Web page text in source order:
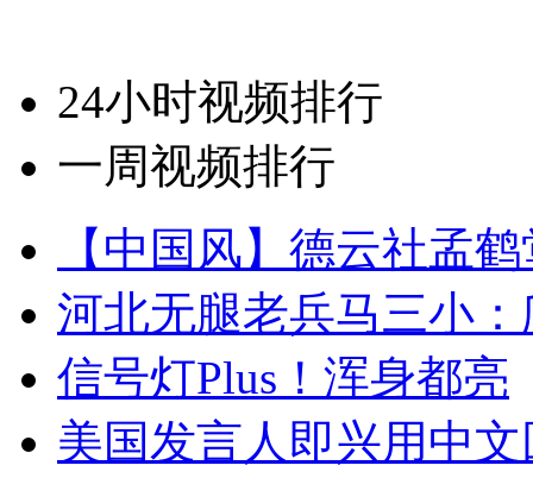
24小时视频排行
一周视频排行
【中国风】德云社孟
河北无腿老兵马三小
信号灯Plus！浑身都亮
美国发言人即兴用中